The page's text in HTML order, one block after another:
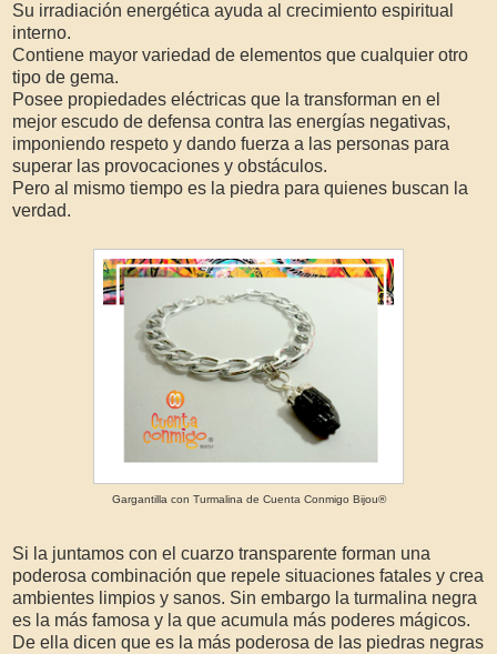
Su irradiación energética ayuda al crecimiento espiritual
interno.
Contiene mayor variedad de elementos que cualquier otro
tipo de gema.
Posee propiedades eléctricas que la transforman en el
mejor escudo de defensa contra las energías negativas,
imponiendo respeto y dando fuerza a las personas para
superar las provocaciones y obstáculos.
Pero al mismo tiempo es la piedra para quienes buscan la
verdad.
Gargantilla con Turmalina de Cuenta Conmigo Bijou®
Si la juntamos con el cuarzo transparente forman una
poderosa combinación que repele situaciones fatales y crea
ambientes limpios y sanos. Sin embargo la turmalina negra
es la más famosa y la que acumula más poderes mágicos.
De ella dicen que es la más poderosa de las piedras negras